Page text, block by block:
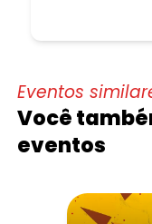
Eventos
Você
eventos